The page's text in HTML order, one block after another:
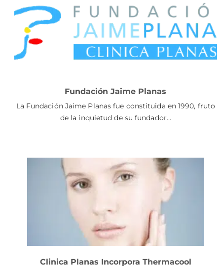
Fundación Jaime Planas
La Fundación Jaime Planas fue constituida en 1990, fruto
de la inquietud de su fundador…
Clinica Planas Incorpora Thermacool